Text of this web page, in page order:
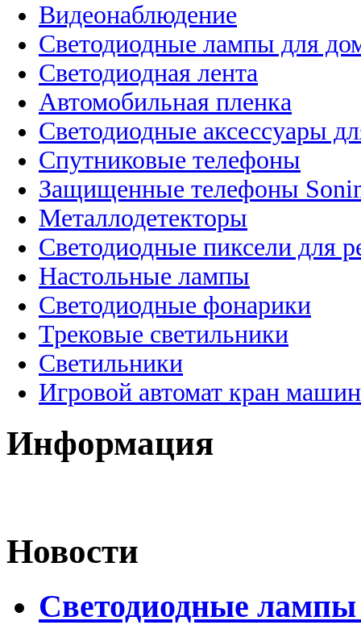
Видеонаблюдение
Светодиодные лампы для
Светодиодная лента
Автомобильная пленка
Светодиодные аксессуары
Спутниковые телефоны
Защищенные телефоны
Металлодетекторы
Светодиодные пиксели для
Настольные лампы
Светодиодные фонарики
Трековые светильники
Светильники
Игровой автомат кран
Информация
Новости
Светодиодные